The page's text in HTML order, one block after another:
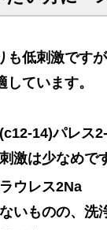
も低刺激です
ています。
14)パレス
激は少なめで
ウレス2Na
いものの、洗